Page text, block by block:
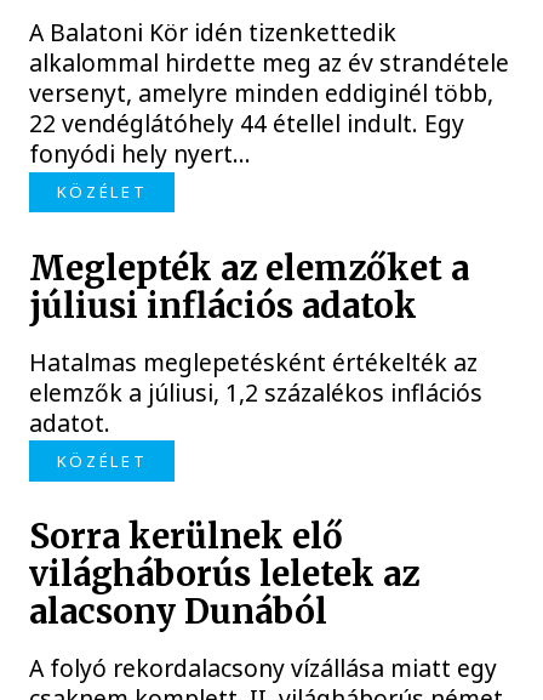
A Balatoni Kör idén tizenkettedik
alkalommal hirdette meg az év strandétele
versenyt, amelyre minden eddiginél több,
22 vendéglátóhely 44 étellel indult. Egy
fonyódi hely nyert...
KÖZÉLET
Meglepték az elemzőket a
júliusi inflációs adatok
Hatalmas meglepetésként értékelték az
elemzők a júliusi, 1,2 százalékos inflációs
adatot.
KÖZÉLET
Sorra kerülnek elő
világháborús leletek az
alacsony Dunából
A folyó rekordalacsony vízállása miatt egy